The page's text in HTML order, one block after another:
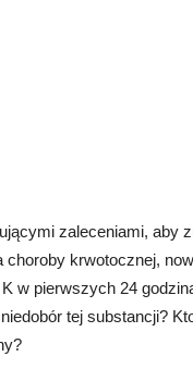
zaleceniami, aby
choroby krwotocznej,
w pierwszych 24
tej substancji?